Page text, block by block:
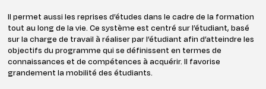
Il permet aussi les reprises d’études dans le cadre de la formation
tout au long de la vie. Ce système est centré sur l’étudiant, basé
sur la charge de travail à réaliser par l’étudiant afin d’atteindre les
objectifs du programme qui se définissent en termes de
connaissances et de compétences à acquérir. Il favorise
grandement la mobilité des étudiants.